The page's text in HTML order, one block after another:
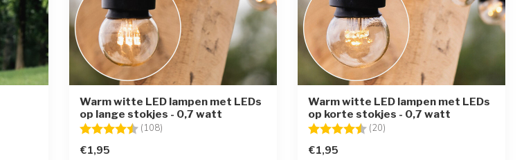
Warm witte LED lampen met LEDs
op lange stokjes - 0,7 watt
Beoordeling: (108)
€1,95
Warm witte LED lampen met LEDs
op korte stokjes - 0,7 watt
Beoordeling: (20)
€1,95